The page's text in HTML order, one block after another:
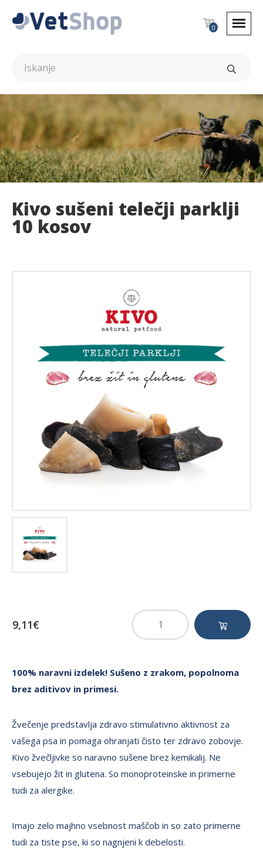
0
Kivo sušeni telečji parklji
10 kosov
9,11€
100% naravni izdelek! Sušeno z zrakom, popolnoma
brez aditivov in primesi.
Žvečenje predstavlja zdravo stimulativno aktivnost za
vašega psa in pomaga ohranjati čisto ter zdravo zobovje.
Kivo žvečljivke so naravno sušene brez kemikalij. Ne
vsebujejo žit in glutena. So monoproteinske in primerne
tudi za alergike.
Imajo zelo majhno vsebnost maščob in so zato primerne
tudi za tiste pse, ki so nagnjeni k debelosti.